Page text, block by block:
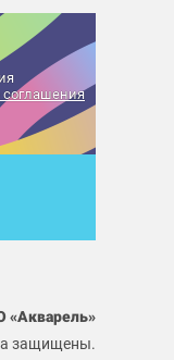
соглашения
«Акварель»
защищены.